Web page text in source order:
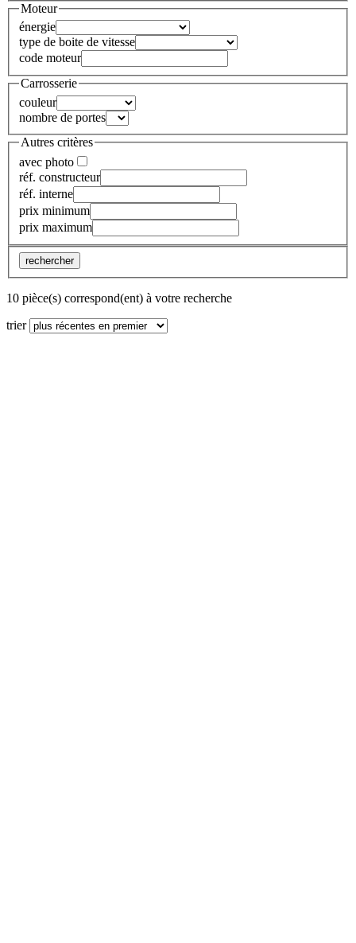
Moteur
énergie
type de boite de vitesse
code moteur
Carrosserie
couleur
nombre de portes
Autres critères
avec photo
réf. constructeur
réf. interne
prix minimum
prix maximum
rechercher
10 pièce(s) correspond(ent) à votre recherche
trier